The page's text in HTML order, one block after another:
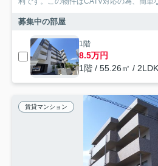
募集中の部屋
1階
8.5万円
1階 / 55.26㎡ / 2LDK
賃貸マンション